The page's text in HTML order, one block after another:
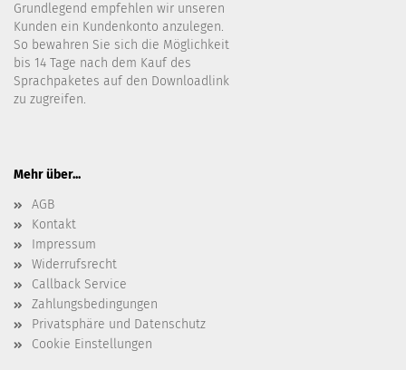
Grundlegend empfehlen wir unseren
Kunden ein Kundenkonto anzulegen.
So bewahren Sie sich die Möglichkeit
bis 14 Tage nach dem Kauf des
Sprachpaketes auf den Downloadlink
zu zugreifen.
Mehr über...
AGB
Kontakt
Impressum
Widerrufsrecht
Callback Service
Zahlungsbedingungen
Privatsphäre und Datenschutz
Cookie Einstellungen